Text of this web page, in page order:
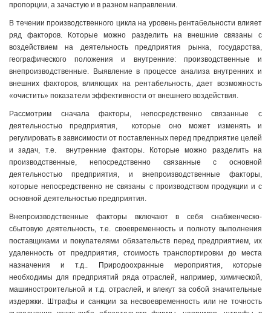
пропорции, а зачастую и в разном направлении.
В течении производственного цикла на уровень рентабельности влияет
ряд факторов. Которые можно разделить на внешние связаны с
воздействием на деятельность предприятия рынка, государства,
географического положения и внутренние: производственные и
внепроизводственные. Выявление в процессе анализа внутренних и
внешних факторов, влияющих на рентабельность, дает возможность
«очистить» показатели эффективности от внешнего воздействия.
Рассмотрим сначала факторы, непосредственно связанные с
деятельностью предприятия, которые оно может изменять и
регулировать в зависимости от поставленных перед предприятие целей
и задач, т.е. внутренние факторы. Которые можно разделить на
производственные, непосредственно связанные с основной
деятельностью предприятия, и внепроизводственные факторы,
которые непосредственно не связаны с производством продукции и с
основной деятельностью предприятия.
Внепроизводственные факторы включают в себя снабженческо-
сбытовую деятельность, т.е. своевременность и полноту выполнения
поставщиками и покупателями обязательств перед предприятием, их
удаленность от предприятия, стоимость транспортировки до места
назначения и т.д.. Природоохранные мероприятия, которые
необходимы для предприятий ряда отраслей, например, химической,
машиностроительной и т.д. отраслей, и влекут за собой значительные
издержки. Штрафы и санкции за несвоевременность или не точность